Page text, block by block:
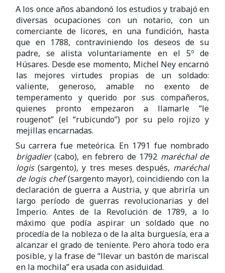
A los once años abandonó los estudios y trabajó en
diversas ocupaciones con un notario, con un
comerciante de licores, en una fundición, hasta
que en 1788, contraviniendo los deseos de su
padre, se alista voluntariamente en el 5º de
Húsares. Desde ese momento, Michel Ney encarnó
las mejores virtudes propias de un soldado:
valiente, generoso, amable no exento de
temperamento y querido por sus compañeros,
quienes pronto empezaron a llamarle “le
rougenot” (el “rubicundo”) por su pelo rojizo y
mejillas encarnadas.
Su carrera fue meteórica. En 1791 fue nombrado
brigadier(cabo), en febrero de 1792 maréchal de
logis(sargento), y tres meses después, maréchal
de logis chef(sargento mayor), coincidiendo con la
declaración de guerra a Austria, y que abriría un
largo período de guerras revolucionarias y del
Imperio. Antes de la Revolución de 1789, a lo
máximo que podía aspirar un soldado que no
procedía de la nobleza o de la alta burguesía, era a
alcanzar el grado de teniente. Pero ahora todo era
posible, y la frase de “llevar un bastón de mariscal
en la mochila” era usada con asiduidad.